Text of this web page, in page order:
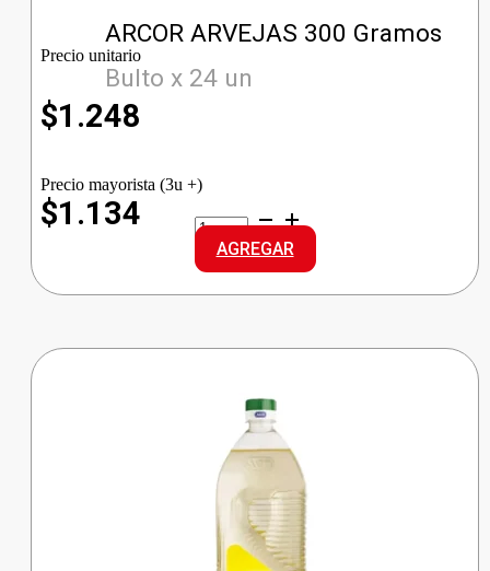
ARCOR ARVEJAS 300 Gramos
Bulto x 24 un
Precio unitario
$1.248
Precio mayorista (3u +)
$1.134
ARCOR
ARVEJAS
cantidad
AGREGAR